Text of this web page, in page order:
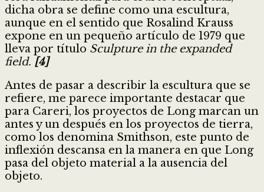
dicha obra se define como una escultura,
aunque en el sentido que Rosalind Krauss
expone en un pequeño artículo de 1979 que
lleva por título Sculpture in the expanded
field. [4]
Antes de pasar a describir la escultura que se
refiere, me parece importante destacar que
para Careri, los proyectos de Long marcan un
antes y un después en los proyectos de tierra,
como los denomina Smithson, este punto de
inflexión descansa en la manera en que Long
pasa del objeto material a la ausencia del
objeto.